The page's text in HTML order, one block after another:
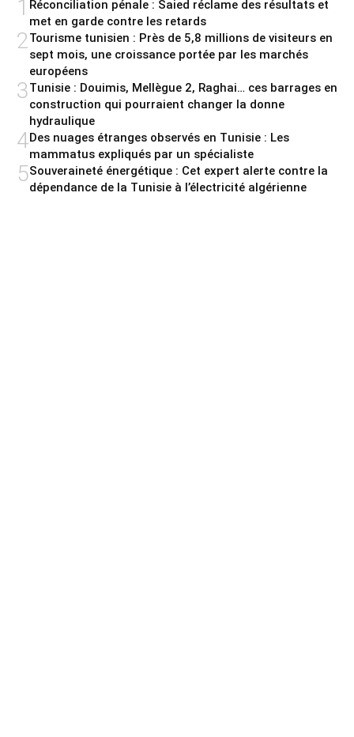
1 Réconciliation pénale : Saied réclame des résultats et
met en garde contre les retards
2Tourisme tunisien : Près de 5,8 millions de visiteurs en
sept mois, une croissance portée par les marchés
européens
3Tunisie : Douimis, Mellègue 2, Raghai… ces barrages en
construction qui pourraient changer la donne
hydraulique
4Des nuages étranges observés en Tunisie : Les
mammatus expliqués par un spécialiste
5Souveraineté énergétique : Cet expert alerte contre la
dépendance de la Tunisie à l’électricité algérienne